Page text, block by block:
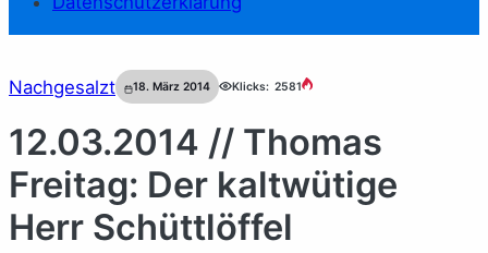
Nachgesalzt 18. März 2014 Klicks: 2581
12.03.2014 // Thomas
Freitag: Der kaltwütige
Herr Schüttlöffel